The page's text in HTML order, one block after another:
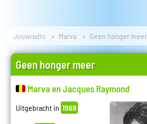
Jouwradio Marva Geen honger meer
Geen honger meer
Marva en Jacques Raymond
Uitgebracht in 1969